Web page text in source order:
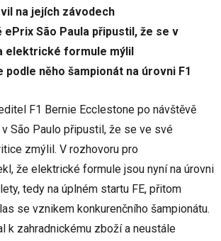
na jejích závodech
ePrix São Paula připustil, že se v
elektrické formule mýlil
podle něho šampionát na úrovni F1
F1 Bernie Ecclestone po návštěvě
v São Paulo připustil, že se ve své
zmýlil. V rozhovoru pro
že elektrické formule jsou nyní na úrovni
tedy na úplném startu FE, přitom
se vznikem konkurenčního šampionátu.
k zahradnickému zboží a neustále